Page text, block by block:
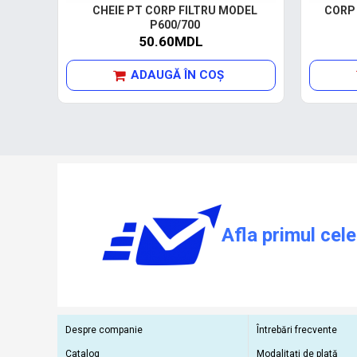
CHEIE PT CORP FILTRU MODEL
P600/700
50.60MDL
ADAUGĂ ÎN COŞ
Afla primul
Despre companie
Catalog
Întrebări frecvente
Modalitați de plată